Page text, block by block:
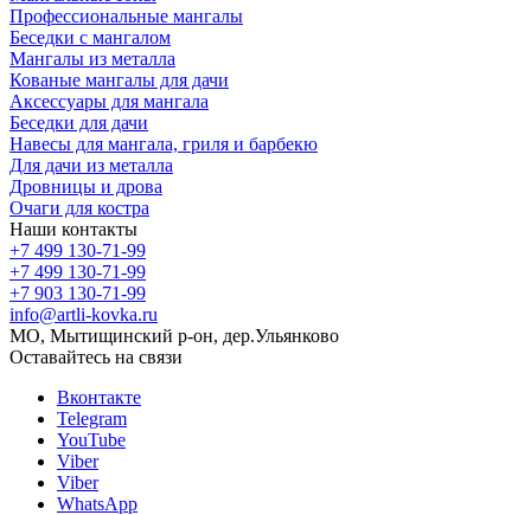
Профессиональные мангалы
Беседки с мангалом
Мангалы из металла
Кованые мангалы для дачи
Аксессуары для мангала
Беседки для дачи
Навесы для мангала, гриля и барбекю
Для дачи из металла
Дровницы и дрова
Очаги для костра
Наши контакты
+7 499 130-71-99
+7 499 130-71-99
+7 903 130-71-99
info@artli-kovka.ru
МО, Мытищинский р-он, дер.Ульянково
Оставайтесь на связи
Вконтакте
Telegram
YouTube
Viber
Viber
WhatsApp